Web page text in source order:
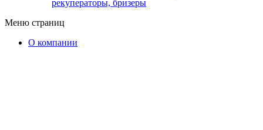
рекуператоры, бризеры
Меню страниц
О компании